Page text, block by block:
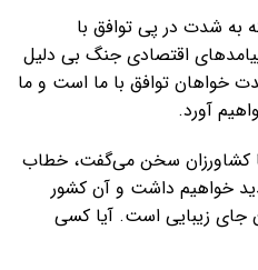
به شدت در پی توافق با
اقتصادی جنگ بی دلیل
خواهان توافق با ما است و ما
آورد.
کشاورزان سخن می‌گفت، خطاب
خواهیم داشت و آن کشور
جای زیبایی است. آیا کسی